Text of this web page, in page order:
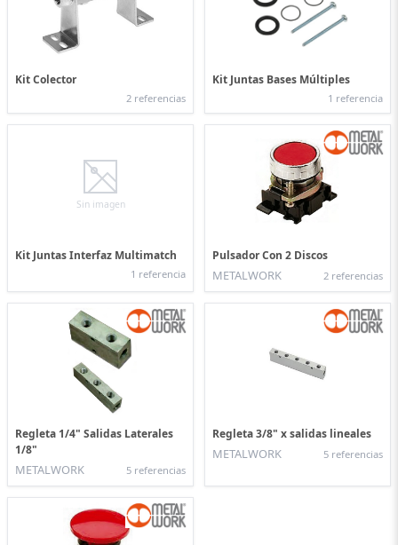
Kit Colector
2 referencias
Kit Juntas Bases Múltiples
1 referencia
Sin imagen
Kit Juntas Interfaz Multimatch
1 referencia
Pulsador Con 2 Discos
METALWORK 2 referencias
Regleta 1/4" Salidas Laterales
1/8"
METALWORK 5 referencias
Regleta 3/8" x salidas lineales
METALWORK 5 referencias